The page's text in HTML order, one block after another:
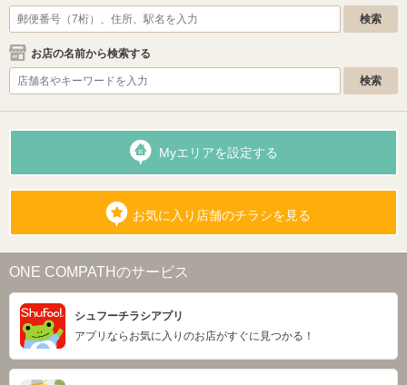
お店の名前から検索する
Myエリアを設定する
お気に入り店舗のチラシを見る
ONE COMPATHのサービス
シュフーチラシアプリ
アプリならお気に入りのお店がすぐに見つかる！